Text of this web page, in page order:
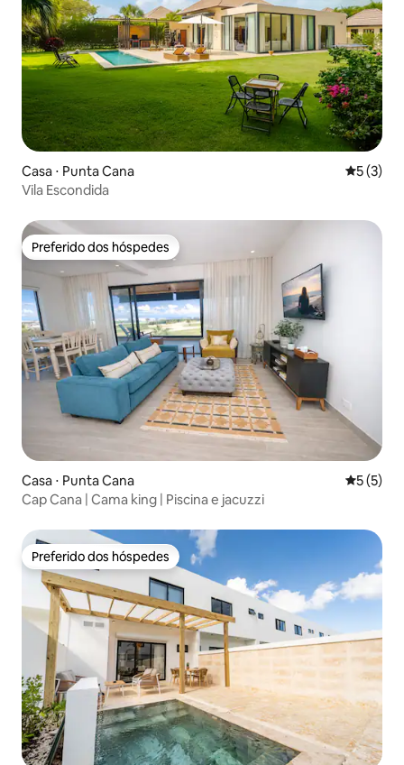
Casa ⋅ Punta Cana 5 de
5 (3)
Vila Escondida
Preferido dos hóspedes
Preferido dos hóspedes
Casa ⋅ Punta Cana 5 de
5 (5)
Cap Cana | Cama king | Piscina e jacuzzi
Preferido dos hóspedes
Preferido dos hóspedes